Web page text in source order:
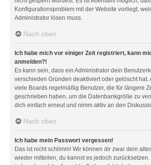
Konfigurationsproblem mit der Website vorliegt,
Administrator lösen muss.
Nach oben
Ich habe mich vor einiger Zeit registriert, kann
anmelden?!
Es kann sein, dass ein Administrator dein
verschieden Gründen deaktiviert oder gelöscht hat.
viele Boards regelmäßig Benutzer, die für längere
geschrieben haben, um die Datenbankgröße zu
dich einfach erneut und nimm aktiv an den
Nach oben
Ich habe mein Passwort vergessen!
Das ist nicht schlimm! Wir können dir zwar dein
wieder mitteilen, du kannst es jedoch zurücksetzen.